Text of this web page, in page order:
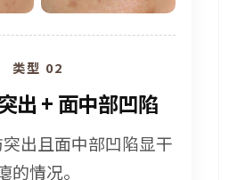
类型 02
出 + 面中部凹陷
出且面中部凹陷显干
的情况。